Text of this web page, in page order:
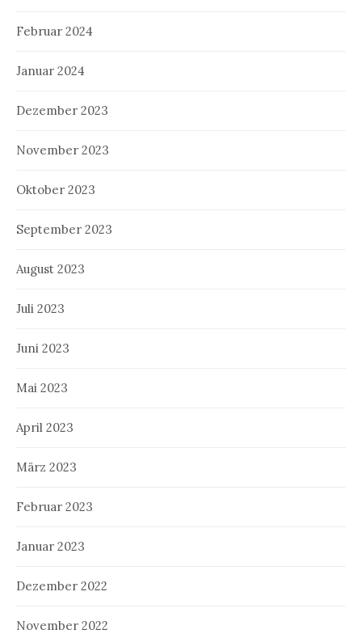
Februar 2024
Januar 2024
Dezember 2023
November 2023
Oktober 2023
September 2023
August 2023
Juli 2023
Juni 2023
Mai 2023
April 2023
März 2023
Februar 2023
Januar 2023
Dezember 2022
November 2022